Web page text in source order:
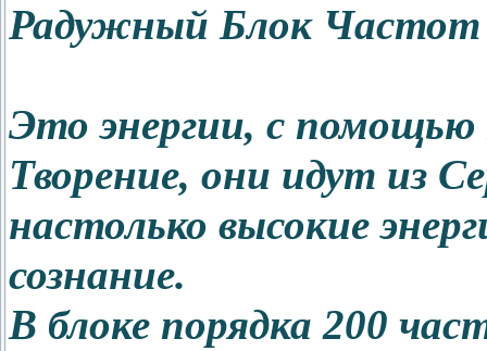
Радужный Блок Частот
Это энергии, с
Творение, они идут из
настолько высокие
сознание.
В блоке порядка 200